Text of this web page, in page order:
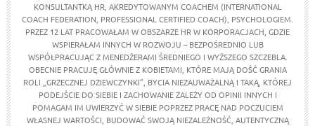
KONSULTANTKĄ HR, AKREDYTOWANYM COACHEM (INTERNATIONAL
COACH FEDERATION, PROFESSIONAL CERTIFIED COACH), PSYCHOLOGIEM.
PRZEZ 12 LAT PRACOWAŁAM W OBSZARZE HR W KORPORACJACH, GDZIE
WSPIERAŁAM INNYCH W ROZWOJU – BEZPOŚREDNIO LUB
WSPÓŁPRACUJĄC Z MENEDŻERAMI ŚREDNIEGO I WYŻSZEGO SZCZEBLA.
OBECNIE PRACUJĘ GŁÓWNIE Z KOBIETAMI, KTÓRE MAJĄ DOŚĆ GRANIA
ROLI „GRZECZNEJ DZIEWCZYNKI”, BYCIA NIEZAUWAŻALNĄ I TAKĄ, KTÓREJ
PODEJŚCIE DO SIEBIE I ZACHOWANIE ZALEŻY OD OPINII INNYCH I
POMAGAM IM UWIERZYĆ W SIEBIE POPRZEZ PRACĘ NAD POCZUCIEM
WŁASNEJ WARTOŚCI, BUDOWAĆ SWOJĄ NIEZALEŻNOŚĆ, AUTENTYCZNĄ